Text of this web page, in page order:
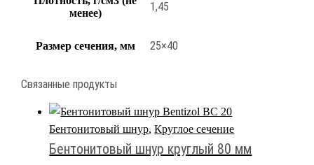
менее)
1,45
Размер сечения, мм 25×40
Связанные продукты
Бентонитовый шнур,Круглое сечение
Бентонитовый шнур круглый 80 мм